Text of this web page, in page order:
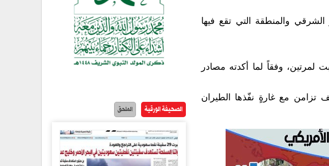
والمنطقة التي تقع فيها
وفقاً لما أكدته مصادر
تزامن مع غارةٍ نفّذها الطيران
الصحيفة الورقية الملحق